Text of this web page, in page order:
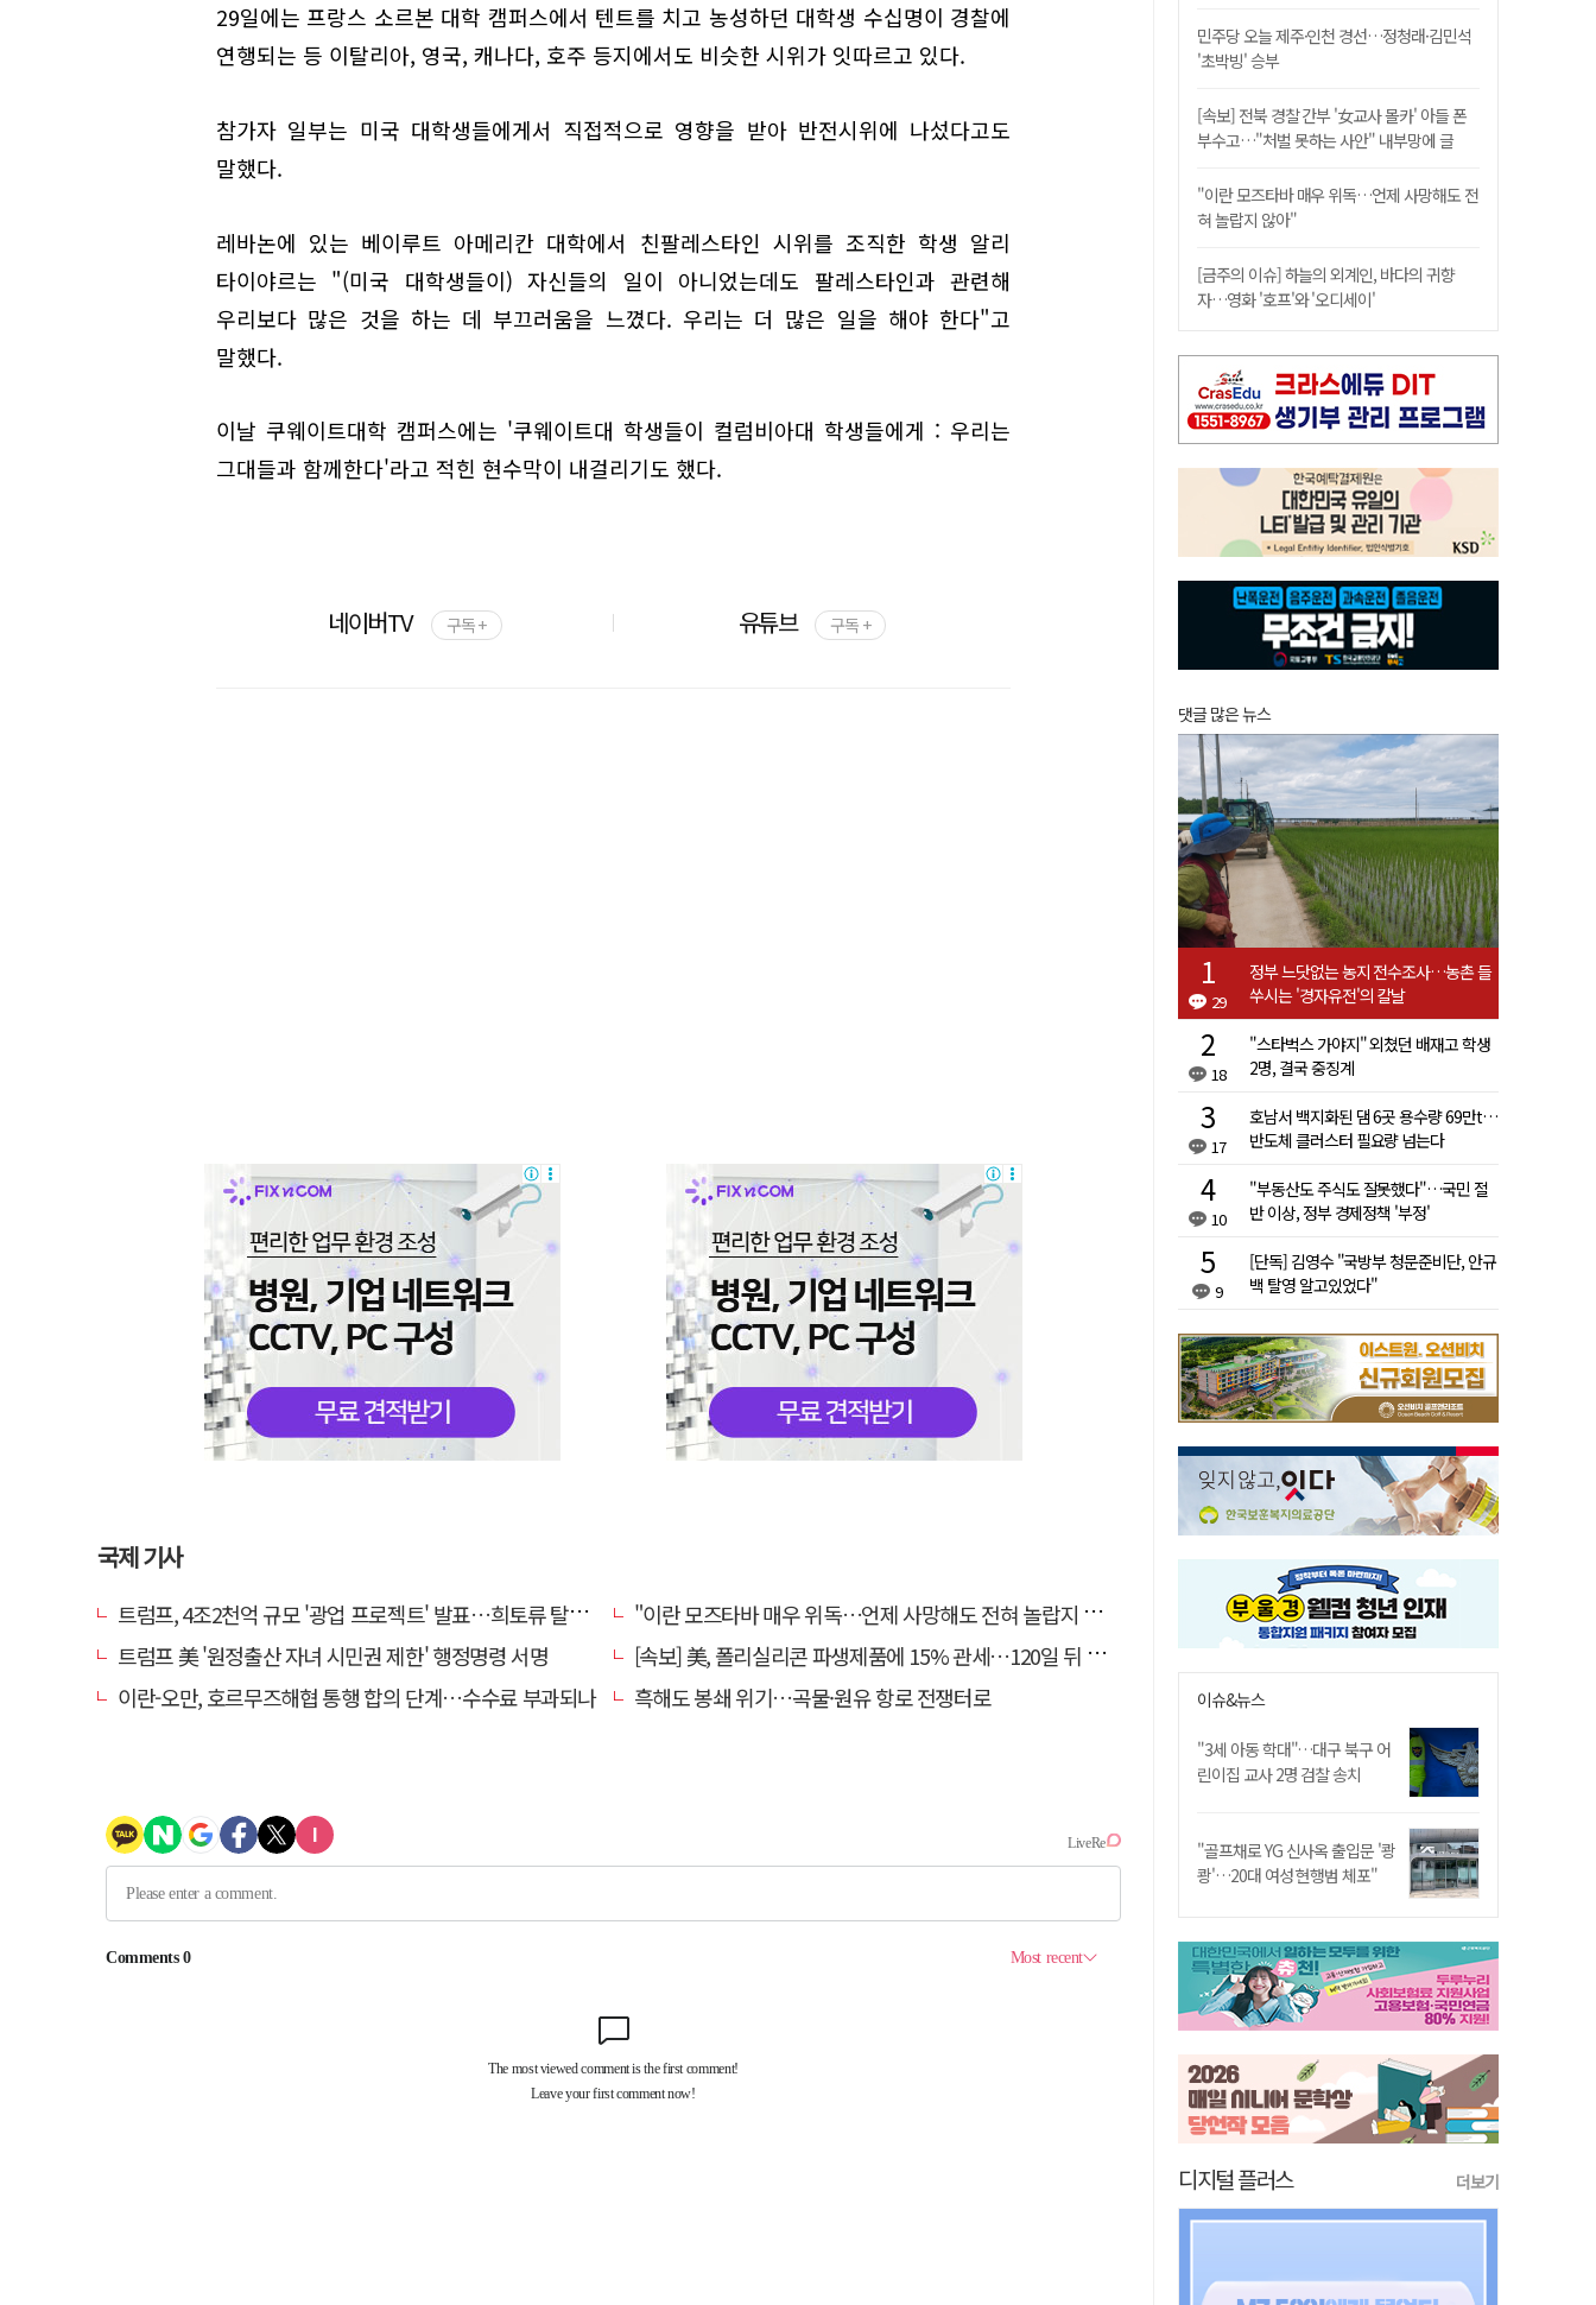
29일에는 프랑스 소르본 대학 캠퍼스에서 텐트를 치고 농성하던 대학생 수십명이 경찰에
연행되는 등 이탈리아, 영국, 캐나다, 호주 등지에서도 비슷한 시위가 잇따르고 있다.
참가자 일부는 미국 대학생들에게서 직접적으로 영향을 받아 반전시위에 나섰다고도
말했다.
레바논에 있는 베이루트 아메리칸 대학에서 친팔레스타인 시위를 조직한 학생 알리
타이야르는 "(미국 대학생들이) 자신들의 일이 아니었는데도 팔레스타인과 관련해
우리보다 많은 것을 하는 데 부끄러움을 느꼈다. 우리는 더 많은 일을 해야 한다"고
말했다.
이날 쿠웨이트대학 캠퍼스에는 '쿠웨이트대 학생들이 컬럼비아대 학생들에게 : 우리는
그대들과 함께한다'라고 적힌 현수막이 내걸리기도 했다.
네이버TV 구독 + 유튜브 구독 +
국제 기사
트럼프, 4조2천억 규모 '광업 프로젝트' 발표…희토류 탈중국 속도
"이란 모즈타바 매우 위독…언제 사망해도 전혀 놀랍지 않아"
트럼프 美 '원정출산 자녀 시민권 제한' 행정명령 서명
[속보] 美, 폴리실리콘 파생제품에 15% 관세…120일 뒤 발효
이란-오만, 호르무즈해협 통행 합의 단계…수수료 부과되나
흑해도 봉쇄 위기…곡물·원유 항로 전쟁터로
민주당 오늘 제주·인천 경선…정청래·김민석
'초박빙' 승부
[속보] 전북 경찰 간부 '女교사 몰카' 아들 폰
부수고…"처벌 못하는 사안" 내부망에 글
"이란 모즈타바 매우 위독…언제 사망해도 전
혀 놀랍지 않아"
[금주의 이슈] 하늘의 외계인, 바다의 귀향
자…영화 '호프'와 '오디세이'
댓글 많은 뉴스
29
정부 느닷없는 농지 전수조사…농촌 들
쑤시는 '경자유전'의 칼날
18
"스타벅스 가야지" 외쳤던 배재고 학생
2명, 결국 중징계
17
호남서 백지화된 댐 6곳 용수량 69만t…
반도체 클러스터 필요량 넘는다
10
"부동산도 주식도 잘못했다"…국민 절
반 이상, 정부 경제정책 '부정'
9
[단독] 김영수 "국방부 청문준비단, 안규
백 탈영 알고있었다"
이슈&뉴스
"3세 아동 학대"…대구 북구 어
린이집 교사 2명 검찰 송치
"골프채로 YG 신사옥 출입문 '쾅
쾅'…20대 여성 현행범 체포"
디지털 플러스 더보기